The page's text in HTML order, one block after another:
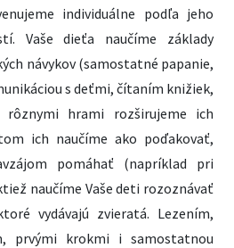
individuálne podľa jeho
Vaše dieťa naučíme základy
návykov (samostatné papanie,
s deťmi, čítaním knižiek,
rôznymi hrami rozširujeme ich
ich naučíme ako poďakovať,
pomáhať (napríklad pri
naučíme Vaše deti rozoznávať
vydávajú zvieratá. Lezením,
prvými krokmi i samostatnou